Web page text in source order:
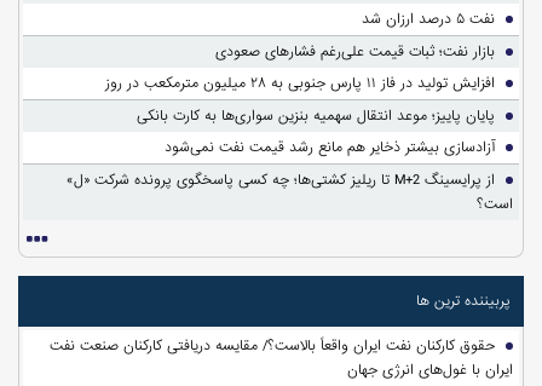
نفت ۵ درصد ارزان شد
بازار نفت؛ ثبات قیمت علی‌رغم فشارهای صعودی
افزایش تولید در فاز ۱۱ پارس جنوبی به ۲۸ میلیون مترمکعب در روز
پایان پاییز؛ موعد انتقال سهمیه بنزین سواری‌ها به کارت بانکی
آزادسازی بیشتر ذخایر هم مانع رشد قیمت نفت نمی‌شود
از پرایسینگ M+2 تا ریلیز کشتی‌ها؛ چه کسی پاسخگوی پرونده شرکت «ل»
است؟
پربیننده ترین ها
حقوق کارکنان نفت ایران واقعاً بالاست؟/ مقایسه دریافتی کارکنان صنعت نفت
ایران با غول‌های انرژی جهان